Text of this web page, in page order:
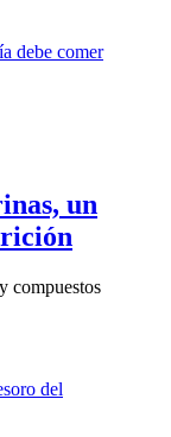
un
compuestos